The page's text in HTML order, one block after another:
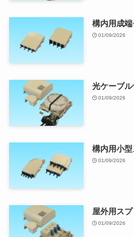
構内用成
01/09/2026
光ケーブ
01/09/2026
構内用小
01/09/2026
屋外用ス
01/09/2026